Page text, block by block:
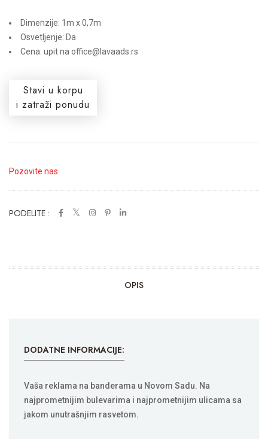
Dimenzije: 1m x 0,7m
Osvetljenje: Da
Cena: upit na office@lavaads.rs
Stavi u korpu
i zatraži ponudu
Pozovite nas
PODELITE :
OPIS
DODATNE INFORMACIJE:
Vaša reklama na banderama u Novom Sadu. Na
najprometnijim bulevarima i najprometnijim ulicama sa
jakom unutrašnjim rasvetom.